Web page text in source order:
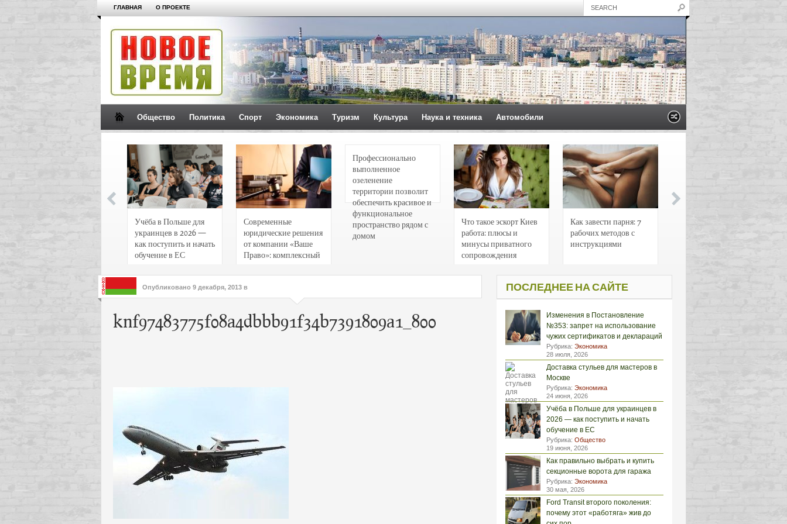
ГЛАВНАЯ О ПРОЕКТЕ
Общество Политика Спорт Экономика Туризм Культура Наука и техника Автомобили
Учёба в Польше для
украинцев в 2026 —
как поступить и начать
обучение в ЕС
Современные
юридические решения
от компании «Ваше
Право»: комплексный
интересов клиентов
Профессионально
выполненное
озеленение
территории позволит
обеспечить красивое и
функциональное
пространство рядом с
домом
Что такое эскорт Киев
работа: плюсы и
минусы приватного
сопровождения
Как завести парня: 7
рабочих методов с
инструкциями
Опубликовано 9 декабря, 2013 в
knf97483775f08a4dbbb91f34b7391809a1_800
ПОСЛЕДНЕЕ НА САЙТЕ
Изменения в Постановление
№353: запрет на использование
чужих сертификатов и деклараций
Рубрика: Экономика
28 июля, 2026
Доставка стульев для мастеров в
Москве
Рубрика: Экономика
24 июня, 2026
Учёба в Польше для украинцев в
2026 — как поступить и начать
обучение в ЕС
Рубрика: Общество
19 июня, 2026
Как правильно выбрать и купить
секционные ворота для гаража
Рубрика: Экономика
30 мая, 2026
Ford Transit второго поколения:
почему этот «работяга» жив до